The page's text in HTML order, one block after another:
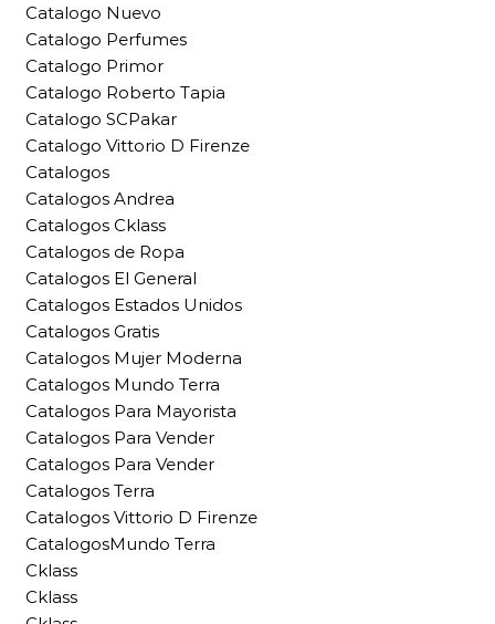
Catalogo Nuevo
Catalogo Perfumes
Catalogo Primor
Catalogo Roberto Tapia
Catalogo SCPakar
Catalogo Vittorio D Firenze
Catalogos
Catalogos Andrea
Catalogos Cklass
Catalogos de Ropa
Catalogos El General
Catalogos Estados Unidos
Catalogos Gratis
Catalogos Mujer Moderna
Catalogos Mundo Terra
Catalogos Para Mayorista
Catalogos Para Vender
Catalogos Para Vender
Catalogos Terra
Catalogos Vittorio D Firenze
CatalogosMundo Terra
Cklass
Cklass